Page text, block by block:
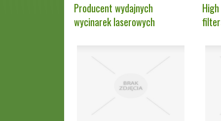
Producent wydajnych
wycinarek laserowych